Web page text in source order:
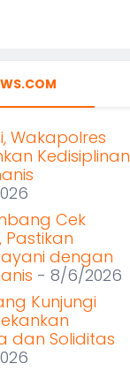
Wakapolres
Kedisiplinan
Cek
Pastikan
dengan
- 8/6/2026
Kunjungi
dan Soliditas